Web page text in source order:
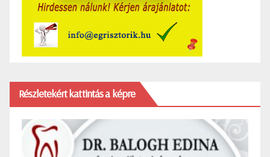
Részletekért kattintás a képre